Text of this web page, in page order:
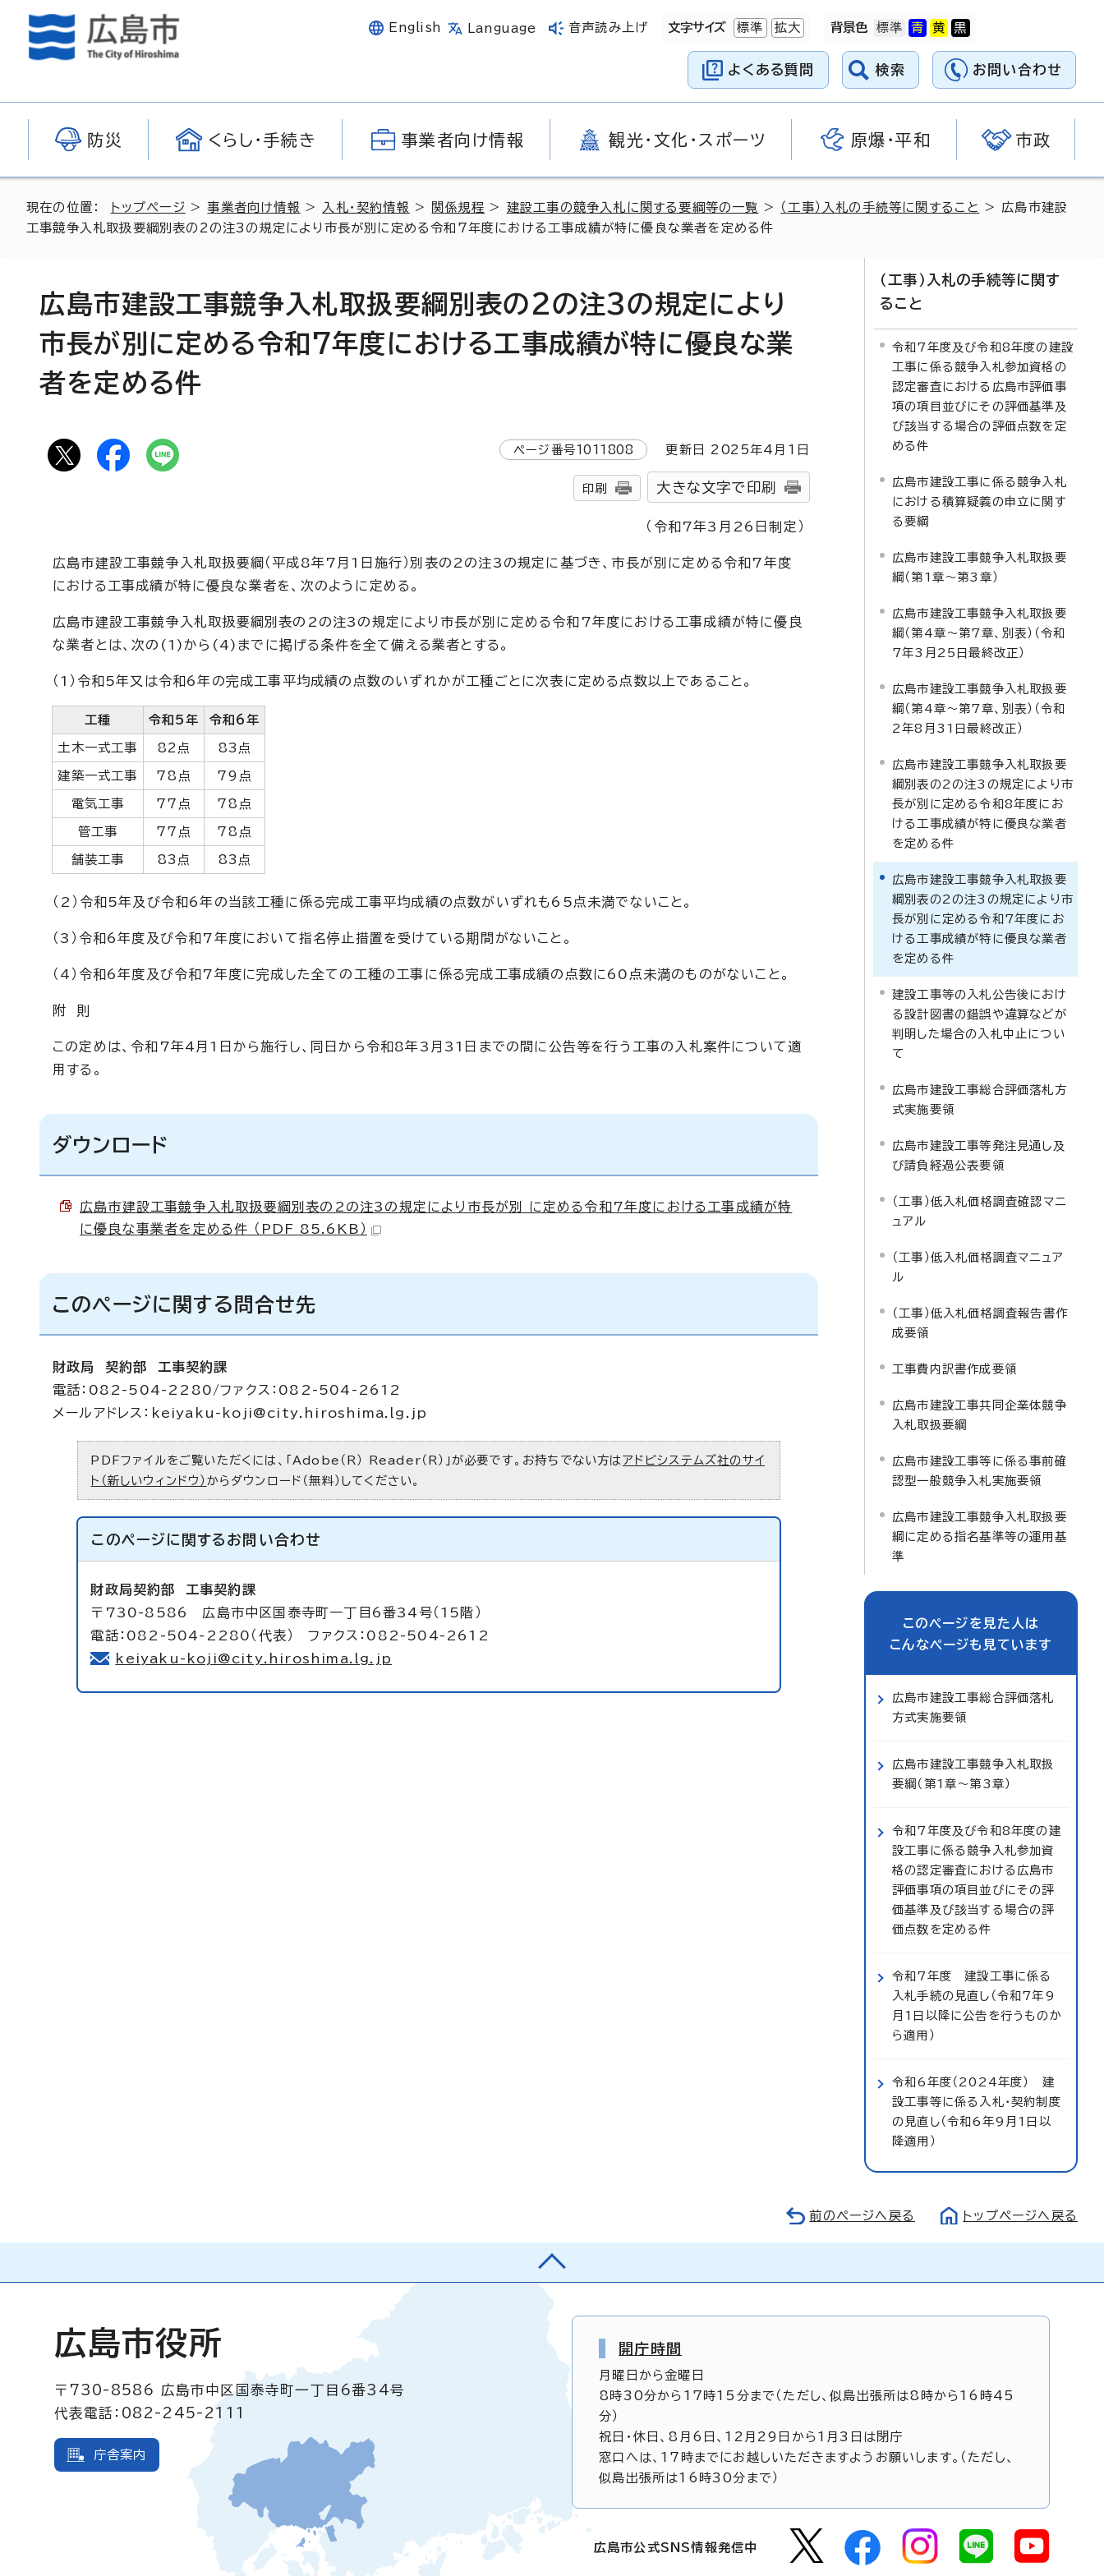
English Language 音声読み上げ 文字サイズ 標準 拡大 背景色
よくある質問 検索 お問い合わせ
防災 くらし・手続き 事業者向け情報 観光・文化・スポーツ 原爆・平和 市政
現在の位置： トップページ >事業者向け情報 > 入札・契約情報 > 関係規程 > 建設工事の競争入札に関する要綱等の一覧 > （工事）入札の手続等に関すること
> 広島市建設
工事競争入札取扱要綱別表の2の注3の規定により市長が別に定める令和7年度における工事成績が特に優良な業者を定める件
広島市建設工事競争入札取扱要綱別表の2の注3の規定により
市長が別に定める令和7年度における工事成績が特に優良な業
者を定める件
ページ番号1011808 更新日 2025年4月1日
印刷 大きな文字で印刷
（令和7年3月26日制定）
広島市建設工事競争入札取扱要綱（平成8年7月1日施行）別表の2の注3の規定に基づき、市長が別に定める令和7年度
における工事成績が特に優良な業者を、次のように定める。
広島市建設工事競争入札取扱要綱別表の2の注3の規定により市長が別に定める令和7年度における工事成績が特に優良
な業者とは、次の(1)から(4)までに掲げる条件を全て備える業者とする。
（1）令和5年又は令和6年の完成工事平均成績の点数のいずれかが工種ごとに次表に定める点数以上であること。
工種 令和5年 令和6年
土木一式工事 82点 83点
建築一式工事 78点 79点
電気工事 77点 78点
管工事 77点 78点
舗装工事 83点 83点
（2）令和5年及び令和6年の当該工種に係る完成工事平均成績の点数がいずれも65点未満でないこと。
（3）令和6年度及び令和7年度において指名停止措置を受けている期間がないこと。
（4）令和6年度及び令和7年度に完成した全ての工種の工事に係る完成工事成績の点数に60点未満のものがないこと。
附 則
この定めは、令和7年4月1日から施行し、同日から令和8年3月31日までの間に公告等を行う工事の入札案件について適
用する。
ダウンロード
広島市建設工事競争入札取扱要綱別表の2の注3の規定により市長が別 に定める令和7年度における工事成績が特
に優良な事業者を定める件 （PDF 85.6KB）
このページに関する問合せ先
財政局 契約部 工事契約課
電話：082-504-2280/ファクス：082-504-2612
メールアドレス： keiyaku-koji@city.hiroshima.lg.jp
PDFファイルをご覧いただくには、「Adobe（R） Reader（R）」が必要です。お持ちでない方は アドビシステムズ社のサイ
ト（新しいウィンドウ） からダウンロード（無料）してください。
このページに関する お問い合わせ
財政局契約部 工事契約課
〒730-8586 広島市中区国泰寺町一丁目6番34号（15階）
電話：082-504-2280（代表） ファクス：082-504-2612
keiyaku-koji@city.hiroshima.lg.jp
（工事）入札の手続等に関す
ること
令和7年度及び令和8年度の建設
工事に係る競争入札参加資格の
認定審査における広島市評価事
項の項目並びにその評価基準及
び該当する場合の評価点数を定
める件
広島市建設工事に係る競争入札
における積算疑義の申立に関す
る要綱
広島市建設工事競争入札取扱要
綱（第1章～第3章）
広島市建設工事競争入札取扱要
綱（第4章～第7章、別表）（令和
7年3月25日最終改正）
広島市建設工事競争入札取扱要
綱（第4章～第7章、別表）（令和
2年8月31日最終改正）
広島市建設工事競争入札取扱要
綱別表の2の注3の規定により市
長が別に定める令和8年度にお
ける工事成績が特に優良な業者
を定める件
広島市建設工事競争入札取扱要
綱別表の2の注3の規定により市
長が別に定める令和7年度にお
ける工事成績が特に優良な業者
を定める件
建設工事等の入札公告後におけ
る設計図書の錯誤や違算などが
判明した場合の入札中止につい
て
広島市建設工事総合評価落札方
式実施要領
広島市建設工事等発注見通し及
び請負経過公表要領
（工事）低入札価格調査確認マニ
ュアル
（工事）低入札価格調査マニュア
ル
（工事）低入札価格調査報告書作
成要領
工事費内訳書作成要領
広島市建設工事共同企業体競争
入札取扱要綱
広島市建設工事等に係る事前確
認型一般競争入札実施要領
広島市建設工事競争入札取扱要
綱に定める指名基準等の運用基
準
このページを見た人は
こんなページも見ています
広島市建設工事総合評価落札
方式実施要領
広島市建設工事競争入札取扱
要綱（第1章～第3章）
令和7年度及び令和8年度の建
設工事に係る競争入札参加資
格の認定審査における広島市
評価事項の項目並びにその評
価基準及び該当する場合の評
価点数を定める件
令和7年度 建設工事に係る
入札手続の見直し（令和7年9
月1日以降に公告を行うものか
ら適用）
令和6年度（2024年度） 建
設工事等に係る入札・契約制度
の見直し（令和6年9月1日以
降適用）
前のページへ戻る トップページへ戻る
広島市役所
〒730-8586
広島市中区国泰寺町一丁目6番34号
代表電話：082-245-2111
庁舎案内
開庁時間
月曜日から金曜日
8時30分から17時15分まで（ただし、似島出張所は8時から16時45
分）
祝日・休日、8月6日、12月29日から1月3日は閉庁
窓口へは、17時までにお越しいただきますようお願いします。（ただし、
似島出張所は16時30分まで）
広島市公式SNS情報発信中